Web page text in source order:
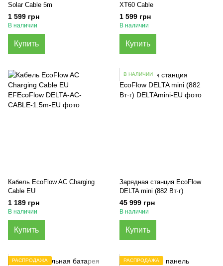
Solar Cable 5m
1 599 грн
В наличии
Купить
XT60 Cable
1 599 грн
В наличии
Купить
Кабель EcoFlow AC Charging
Cable EU
1 189 грн
В наличии
Купить
В НАЛИЧИИ
Зарядная станция EcoFlow
DELTA mini (882 Вт·г)
45 999 грн
В наличии
Купить
РАСПРОДАЖА
РАСПРОДАЖА